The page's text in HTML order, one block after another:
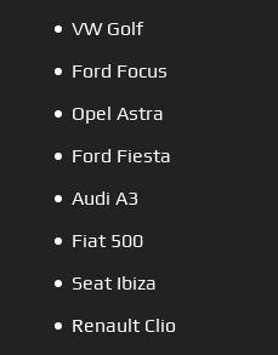
VW Golf
Ford Focus
Opel Astra
Ford Fiesta
Audi A3
Fiat 500
Seat Ibiza
Renault Clio